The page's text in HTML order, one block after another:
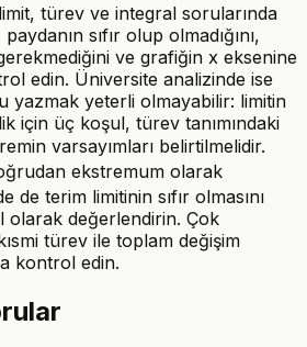
türev ve integral sorularında
sıfır olup olmadığını,
ve grafiğin x eksenine
edin. Üniversite analizinde ise
yazmak yeterli olmayabilir: limitin
için üç koşul, türev tanımındaki
varsayımları belirtilmelidir.
ekstremum olarak
de terim limitinin sıfır olmasını
olarak değerlendirin. Çok
türev ile toplam değişim
kontrol edin.